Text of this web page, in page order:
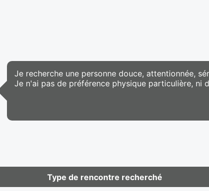
Je recherche une personne douce, attentionnée,
Je n'ai pas de préférence physique particulière, ni
Type de rencontre recherché